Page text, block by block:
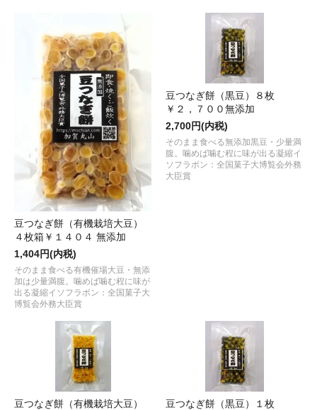
豆つなぎ餅（有機栽培大豆）
４枚箱￥１４０４ 無添加
1,404円(内税)
そのまま食べる有機催場大豆・無添
加は少量満腹。噛めば噛む程に味が
出る凝縮イソフラボン：全国菓子大
博覧会外務大臣賞
豆つなぎ餅（黒豆）８枚
￥２，７００無添加
2,700円(内税)
そのまま食べる無添加黒豆・少量満
腹。噛めば噛む程に味が出る凝縮イ
ソフラボン：全国菓子大博覧会外務
大臣賞
豆つなぎ餅（有機栽培大豆）
豆つなぎ餅（黒豆）１枚